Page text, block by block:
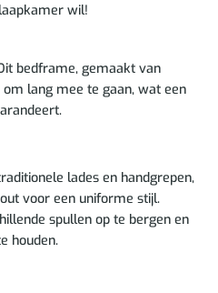
wil!
bedframe, gemaakt van
lang mee te gaan, wat een
lades en handgrepen,
voor een uniforme stijl.
spullen op te bergen en
houden.